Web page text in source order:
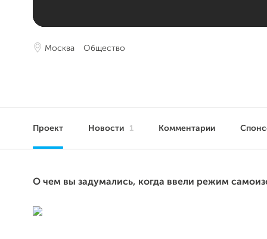
Москва Общество
Проект Новости 1 Комментарии
О чем вы задумались, когда ввели режим